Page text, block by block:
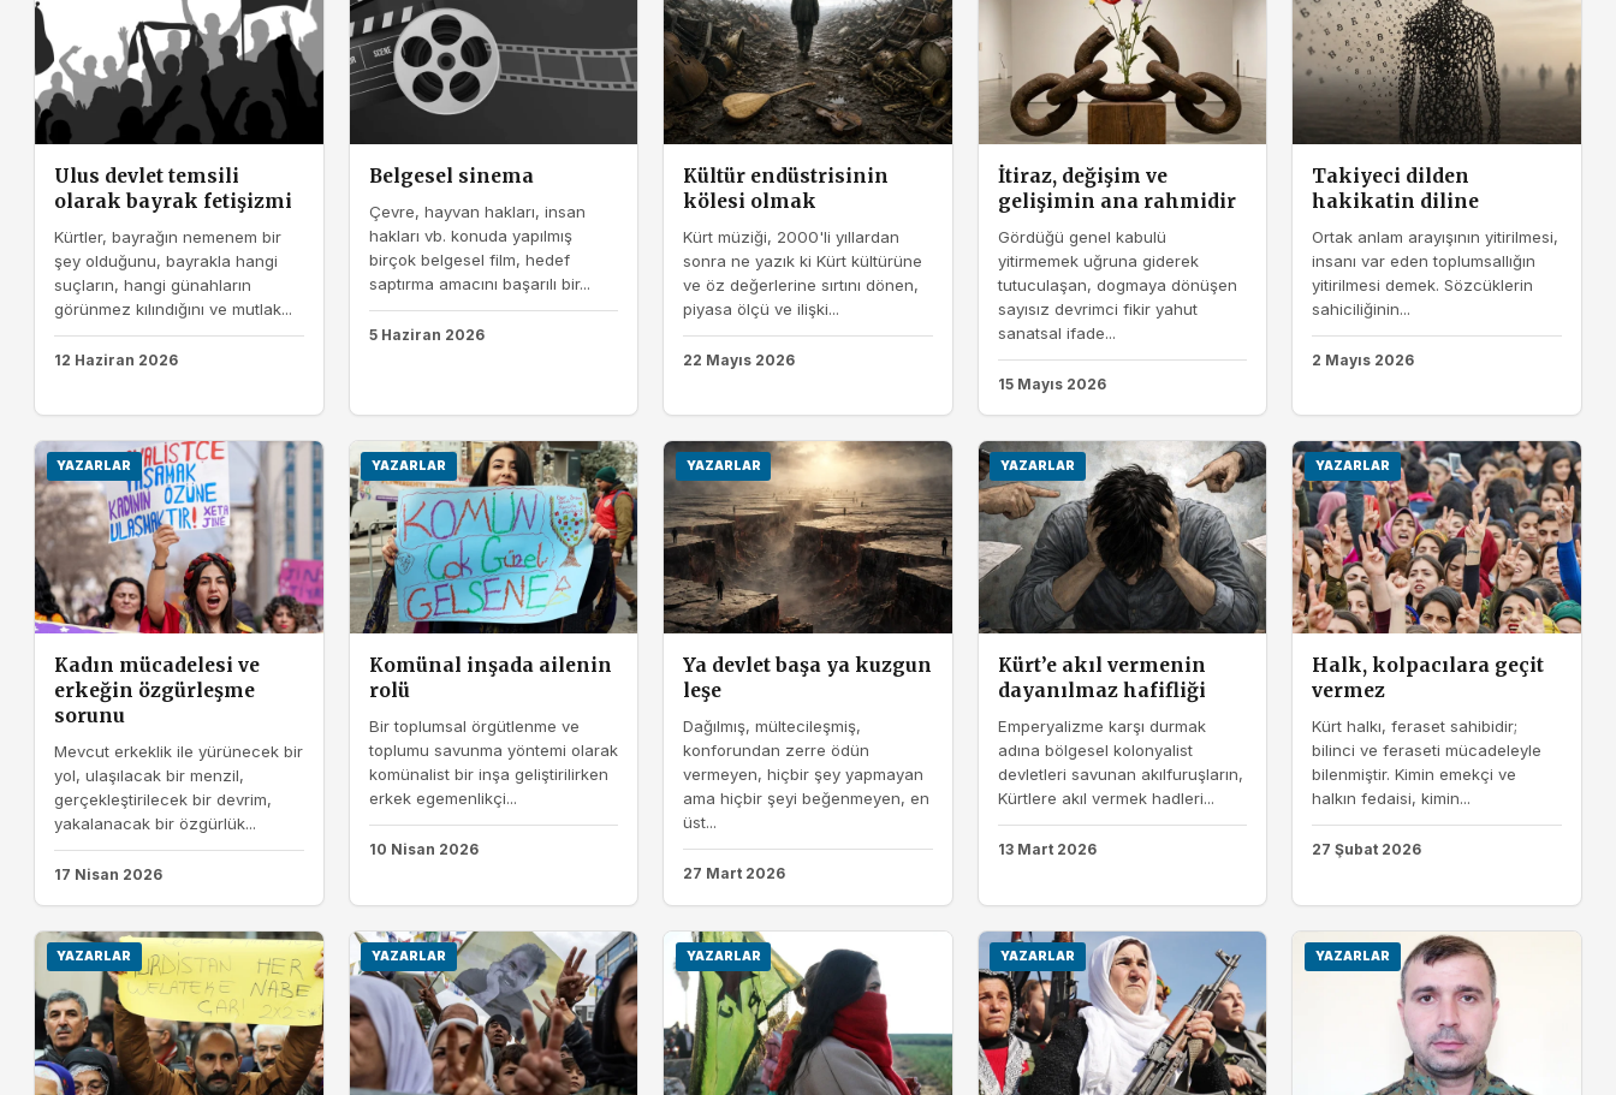
Ulus devlet temsili
olarak bayrak fetişizmi
Kürtler, bayrağın nemenem bir
şey olduğunu, bayrakla hangi
suçların, hangi günahların
görünmez kılındığını ve mutlak...
12 Haziran 2026
Belgesel sinema
Çevre, hayvan hakları, insan
hakları vb. konuda yapılmış
birçok belgesel film, hedef
saptırma amacını başarılı bir...
5 Haziran 2026
Kültür endüstrisinin
kölesi olmak
Kürt müziği, 2000'li yıllardan
sonra ne yazık ki Kürt kültürüne
ve öz değerlerine sırtını dönen,
piyasa ölçü ve ilişki...
22 Mayıs 2026
İtiraz, değişim ve
gelişimin ana rahmidir
Gördüğü genel kabulü
yitirmemek uğruna giderek
tutuculaşan, dogmaya dönüşen
sayısız devrimci fikir yahut
sanatsal ifade...
15 Mayıs 2026
Takiyeci dilden
hakikatin diline
Ortak anlam arayışının yitirilmesi,
insanı var eden toplumsallığın
yitirilmesi demek. Sözcüklerin
sahiciliğinin...
2 Mayıs 2026
YAZARLAR
Kadın mücadelesi ve
erkeğin özgürleşme
sorunu
Mevcut erkeklik ile yürünecek bir
yol, ulaşılacak bir menzil,
gerçekleştirilecek bir devrim,
yakalanacak bir özgürlük...
17 Nisan 2026
YAZARLAR
Komünal inşada ailenin
rolü
Bir toplumsal örgütlenme ve
toplumu savunma yöntemi olarak
komünalist bir inşa geliştirilirken
erkek egemenlikçi...
10 Nisan 2026
YAZARLAR
Ya devlet başa ya kuzgun
leşe
Dağılmış, mültecileşmiş,
konforundan zerre ödün
vermeyen, hiçbir şey yapmayan
ama hiçbir şeyi beğenmeyen, en
üst...
27 Mart 2026
YAZARLAR
Kürt’e akıl vermenin
dayanılmaz hafifliği
Emperyalizme karşı durmak
adına bölgesel kolonyalist
devletleri savunan akılfuruşların,
Kürtlere akıl vermek hadleri...
13 Mart 2026
YAZARLAR
Halk, kolpacılara geçit
vermez
Kürt halkı, feraset sahibidir;
bilinci ve feraseti mücadeleyle
bilenmiştir. Kimin emekçi ve
halkın fedaisi, kimin...
27 Şubat 2026
YAZARLAR YAZARLAR YAZARLAR YAZARLAR YAZARLAR